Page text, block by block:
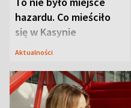
hazardu. Co mieściło
się w Kasynie
Oficerskim?
Aktualności